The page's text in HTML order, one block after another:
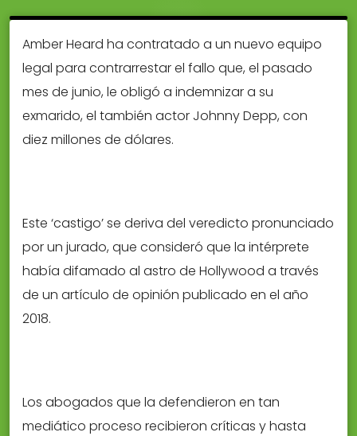
Amber Heard ha contratado a un nuevo equipo
legal para contrarrestar el fallo que, el pasado
mes de junio, le obligó a indemnizar a su
exmarido, el también actor Johnny Depp, con
diez millones de dólares.
Este ‘castigo’ se deriva del veredicto pronunciado
por un jurado, que consideró que la intérprete
había difamado al astro de Hollywood a través
de un artículo de opinión publicado en el año
2018.
Los abogados que la defendieron en tan
mediático proceso recibieron críticas y hasta